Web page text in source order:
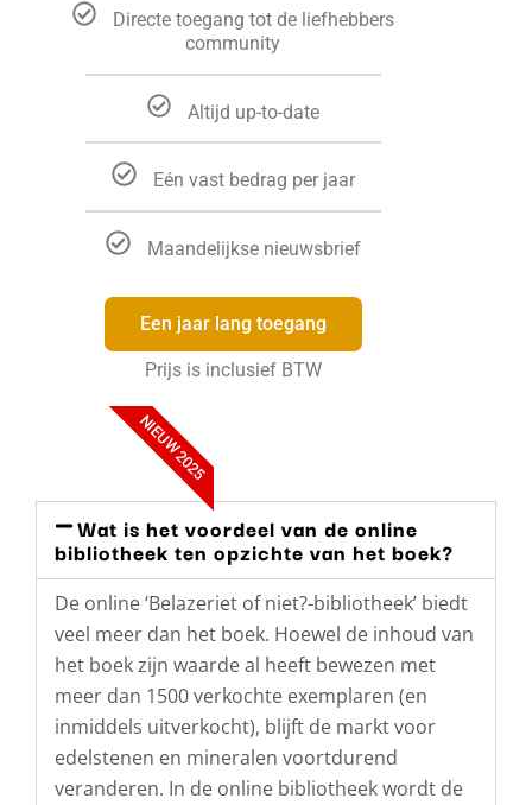
Directe toegang tot de liefhebbers
community
Altijd up-to-date
Eén vast bedrag per jaar
Maandelijkse nieuwsbrief
Een jaar lang toegang
Prijs is inclusief BTW
NIEUW 2025
Wat is het voordeel van de online
bibliotheek ten opzichte van het boek?
De online ‘Belazeriet of niet?-bibliotheek’ biedt
veel meer dan het boek. Hoewel de inhoud van
het boek zijn waarde al heeft bewezen met
meer dan 1500 verkochte exemplaren (en
inmiddels uitverkocht), blijft de markt voor
edelstenen en mineralen voortdurend
veranderen. In de online bibliotheek wordt de